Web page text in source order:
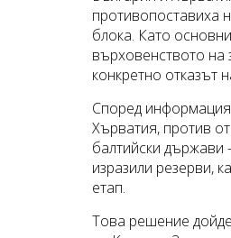
противопоставиха
блока. Като
върховенството на
конкретно отказът
Според
Хърватия, против
балтийски държави
изразили резерви,
етап.
Това решение